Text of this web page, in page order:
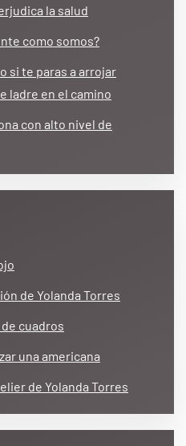
la salud
como somos?
si te paras a arrojar
ladre en el camino
con alto nivel de
de Yolanda Torres
cuadros
una americana
de Yolanda Torres